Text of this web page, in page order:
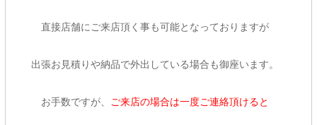
直接店舗にご来店頂く事も可能となっておりますが
出張お見積りや納品で外出している場合も御座います。
お手数ですが、 ご来店の場合は一度ご連絡頂けると